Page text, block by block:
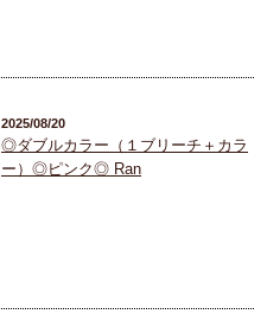
2025/08/20
◎ダブルカラー（１ブリーチ＋カラ
ー）◎ピンク◎ Ran